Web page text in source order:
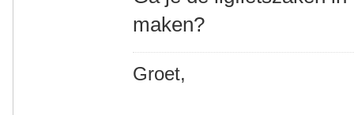
maken?
Groet,